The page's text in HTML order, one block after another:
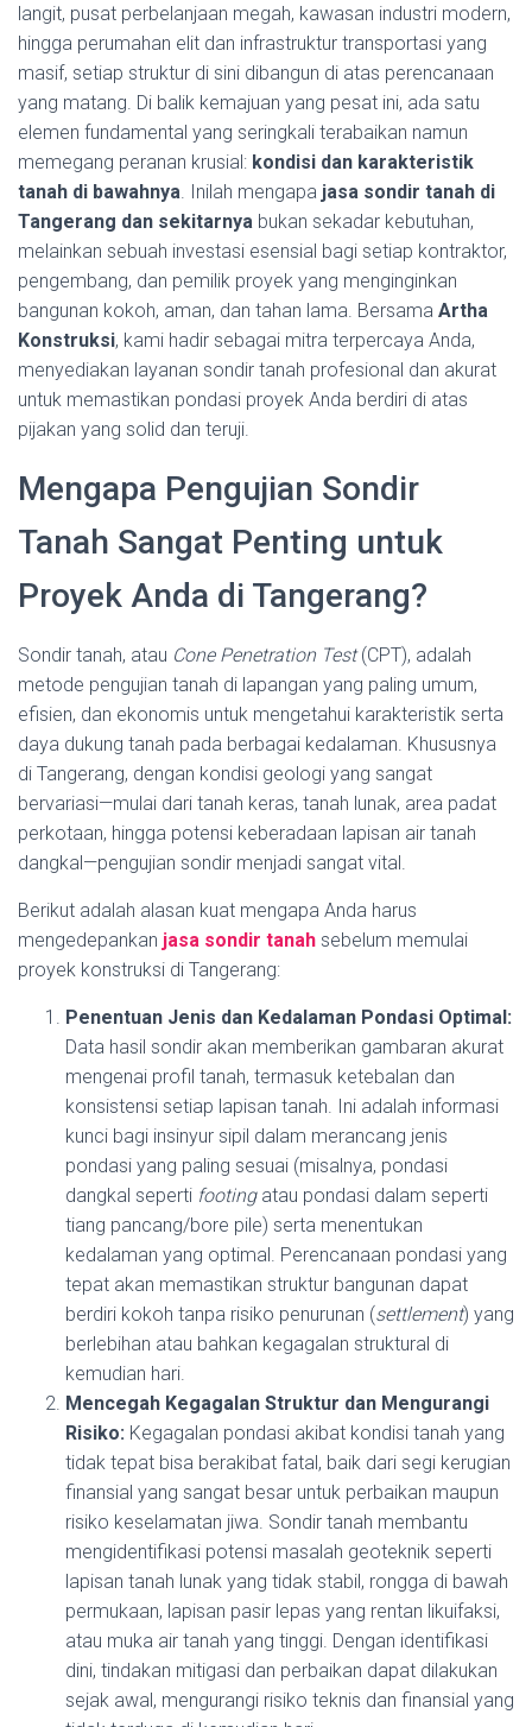
langit, pusat perbelanjaan megah, kawasan industri modern,
hingga perumahan elit dan infrastruktur transportasi yang
masif, setiap struktur di sini dibangun di atas perencanaan
yang matang. Di balik kemajuan yang pesat ini, ada satu
elemen fundamental yang seringkali terabaikan namun
memegang peranan krusial: kondisi dan karakteristik
tanah di bawahnya . Inilah mengapa jasa sondir tanah di
Tangerang dan sekitarnya bukan sekadar kebutuhan,
melainkan sebuah investasi esensial bagi setiap kontraktor,
pengembang, dan pemilik proyek yang menginginkan
bangunan kokoh, aman, dan tahan lama. Bersama Artha
Konstruksi, kami hadir sebagai mitra terpercaya Anda,
menyediakan layanan sondir tanah profesional dan akurat
untuk memastikan pondasi proyek Anda berdiri di atas
pijakan yang solid dan teruji.
Mengapa Pengujian Sondir
Tanah Sangat Penting untuk
Proyek Anda di Tangerang?
Sondir tanah, atau Cone Penetration Test(CPT), adalah
metode pengujian tanah di lapangan yang paling umum,
efisien, dan ekonomis untuk mengetahui karakteristik serta
daya dukung tanah pada berbagai kedalaman. Khususnya
di Tangerang, dengan kondisi geologi yang sangat
bervariasi—mulai dari tanah keras, tanah lunak, area padat
perkotaan, hingga potensi keberadaan lapisan air tanah
dangkal—pengujian sondir menjadi sangat vital.
Berikut adalah alasan kuat mengapa Anda harus
mengedepankan jasa sondir tanah sebelum memulai
proyek konstruksi di Tangerang:
Penentuan Jenis dan Kedalaman Pondasi Optimal:
Data hasil sondir akan memberikan gambaran akurat
mengenai profil tanah, termasuk ketebalan dan
konsistensi setiap lapisan tanah. Ini adalah informasi
kunci bagi insinyur sipil dalam merancang jenis
pondasi yang paling sesuai (misalnya, pondasi
dangkal seperti footingatau pondasi dalam seperti
tiang pancang/bore pile) serta menentukan
kedalaman yang optimal. Perencanaan pondasi yang
tepat akan memastikan struktur bangunan dapat
berdiri kokoh tanpa risiko penurunan (settlement) yang
berlebihan atau bahkan kegagalan struktural di
kemudian hari.
Mencegah Kegagalan Struktur dan Mengurangi
Risiko: Kegagalan pondasi akibat kondisi tanah yang
tidak tepat bisa berakibat fatal, baik dari segi kerugian
finansial yang sangat besar untuk perbaikan maupun
risiko keselamatan jiwa. Sondir tanah membantu
mengidentifikasi potensi masalah geoteknik seperti
lapisan tanah lunak yang tidak stabil, rongga di bawah
permukaan, lapisan pasir lepas yang rentan likuifaksi,
atau muka air tanah yang tinggi. Dengan identifikasi
dini, tindakan mitigasi dan perbaikan dapat dilakukan
sejak awal, mengurangi risiko teknis dan finansial yang